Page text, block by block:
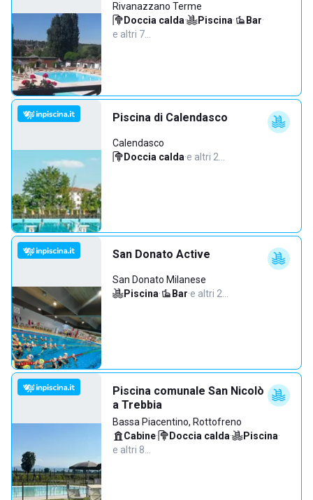
Rivanazzano Terme
Doccia calda· Piscina· Bar·
e altri 7…
Piscina di Calendasco
Calendasco
Doccia calda·e altri 2…
San Donato Active
San Donato Milanese
Piscina· Bar·e altri 2…
Piscina comunale San Nicolò
a Trebbia
Bassa Piacentino, Rottofreno
Cabine· Doccia calda· Piscina·
e altri 8…